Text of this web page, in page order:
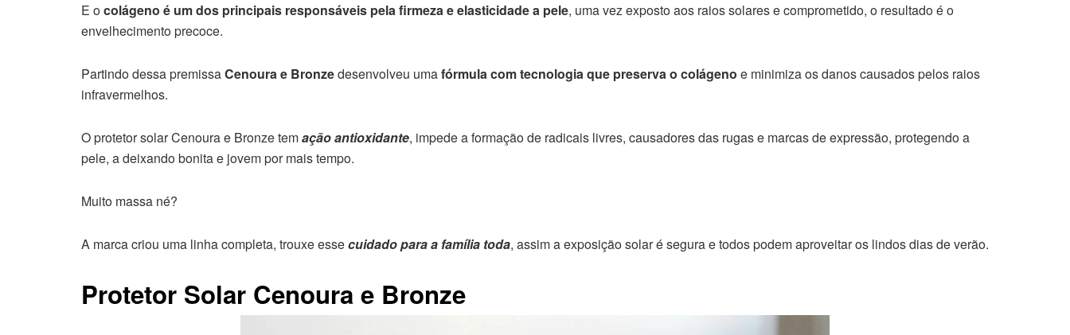
E ocolágeno é um dos principais responsáveis pela firmeza e elasticidade a pele, uma vez exposto aos raios solares e comprometido, o resultado é o
envelhecimento precoce.
Partindo dessa premissaCenoura e Bronzedesenvolveu umafórmula com tecnologia que preserva o colágeno e minimiza os danos causados pelos raios
infravermelhos.
O protetor solar Cenoura e Bronze temação antioxidante, impede a formação de radicais livres, causadores das rugas e marcas de expressão, protegendo a
pele, a deixando bonita e jovem por mais tempo.
Muito massa né?
A marca criou uma linha completa, trouxe essecuidado para a família toda, assim a exposição solar é segura e todos podem aproveitar os lindos dias de verão.
Protetor Solar Cenoura e Bronze